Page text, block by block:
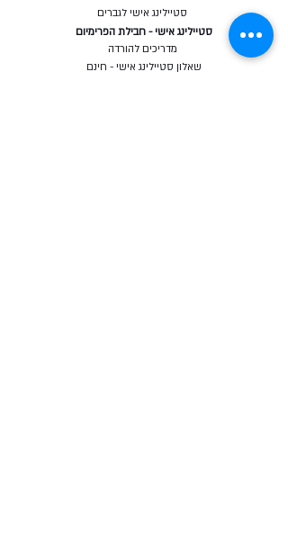
סטיילינג אישי לגברים
סטיילינג אישי - חבילת הפרימיום
מדריכים להורדה
שאלון סטיילינג אישי - חינם